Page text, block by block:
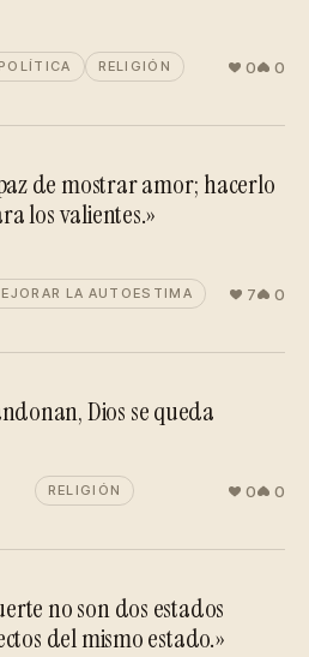
POLÍTICA RELIGIÓN 0 0
de mostrar amor; hacerlo
los valientes.»
LA AUTOESTIMA 7 0
Dios se queda
RELIGIÓN 0 0
no son dos estados
del mismo estado.»